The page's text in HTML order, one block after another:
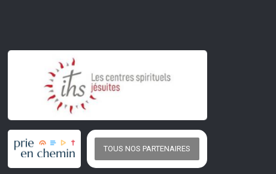
TOUS NOS PARTENAIRES